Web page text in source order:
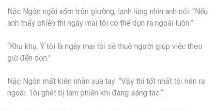
Nặc Ngôn ngồi xổm trên giường, lạnh lùng nhìn anh nói: “Nếu
anh thấy phiền thì ngày mai tôi có thể dọn ra ngoài luôn.”
“Khụ khụ. Ý tôi là ngày mai tôi sẽ thuê người giúp việc theo
giờ đến dọn.”
Nặc Ngôn mất kiên nhẫn xua tay: “Vậy thì tốt nhất tôi nên ra
ngoài. Tôi ghét bị làm phiền khi đang sáng tác.”